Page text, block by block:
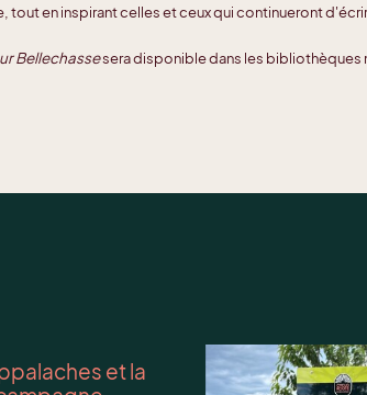
en inspirant celles et ceux qui continueront
Bellechassesera disponible dans les bibliothèques
et la